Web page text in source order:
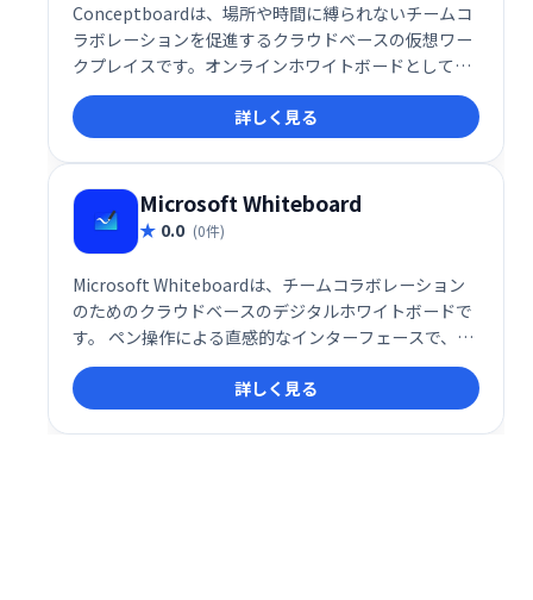
Conceptboardは、場所や時間に縛られないチームコ
ラボレーションを促進するクラウドベースの仮想ワー
クプレイスです。オンラインホワイトボードとして、
製品開発、プロジェクト計画、ブレインストーミン
グ、仮想会議など、様々な用途に活用できます。リア
ルタイムでのフィードバック共有も可能にし、チーム
の生産性向上と円滑なコミュニケーションを支援しま
す。
詳しく見る
Microsoft Whiteboard
0.0 (0件)
Microsoft Whiteboardは、チームコラボレーション
のためのクラウドベースのデジタルホワイトボードで
す。 ペン操作による直感的なインターフェースで、図
形描画、テーブル作成、コンテンツ編集、コメント投
稿などを同時に行えます。画像追加、付箋、テキスト
入力も可能。場所を選ばず、リアルタイムでアイデア
を共有し、プロジェクトをスムーズに進めることがで
詳しく見る